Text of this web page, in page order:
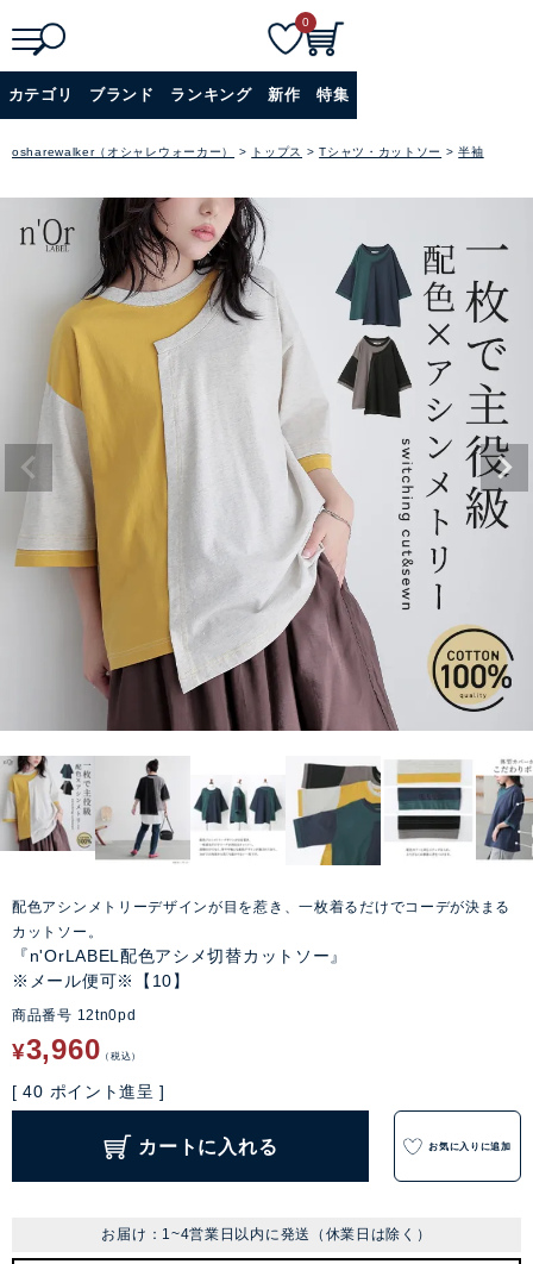
詳細検索
0
カテゴリ ブランド ランキング 新作 特集
osharewalker（オシャレウォーカー） トップス Tシャツ・カットソー 半袖
配色アシンメトリーデザインが目を惹き、一枚着るだけでコーデが決まる
カットソー。
『n'OrLABEL配色アシメ切替カットソー』
※メール便可※【10】
商品番号 12tn0pd
¥3,960 税込
[ 40 ポイント進呈 ]
カートに入れる お気に入りに追加
お届け：1~4営業日以内に発送（休業日は除く）